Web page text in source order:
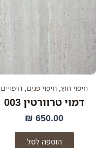
חיפוי חוץ חיפוי פנים חיפויים
דמוי טרוורטין 003
650.00
₪
הוספה לסל